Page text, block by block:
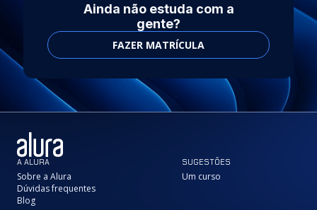
Ainda não estuda com a
gente?
FAZER MATRÍCULA
A ALURA
Sobre a Alura
Dúvidas frequentes
Blog
SUGESTÕES
Um curso